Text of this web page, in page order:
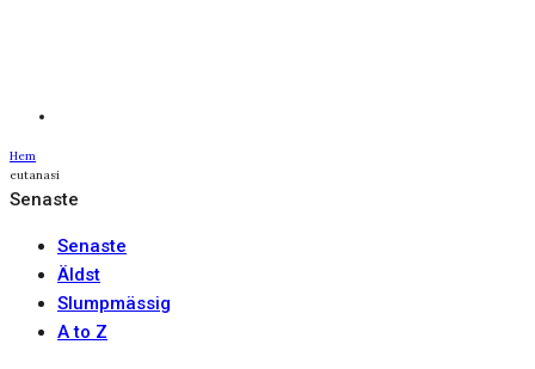
Hem
eutanasi
Senaste
Senaste
Äldst
Slumpmässig
A to Z